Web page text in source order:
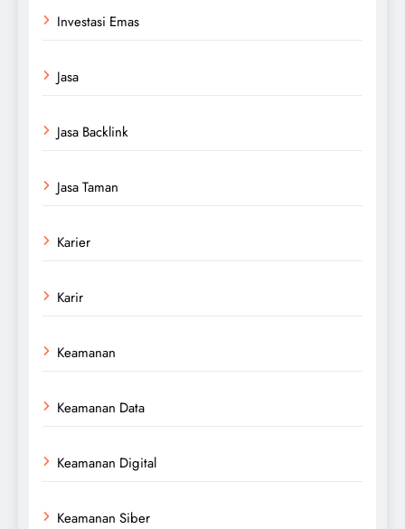
Investasi Emas
Jasa
Jasa Backlink
Jasa Taman
Karier
Karir
Keamanan
Keamanan Data
Keamanan Digital
Keamanan Siber